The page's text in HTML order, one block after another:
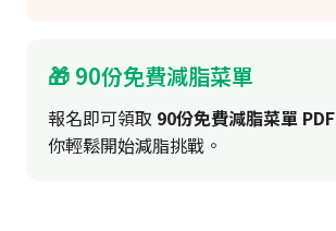
🎁 90份免費減脂菜單
報名即可領取 90份免費減脂菜單 PDF
你輕鬆開始減脂挑戰。